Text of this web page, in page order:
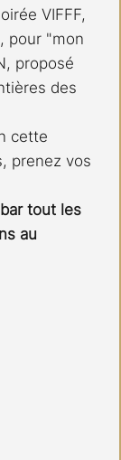
VIFFF,
pour "mon
proposé
des
cette
prenez vos
tout les
au